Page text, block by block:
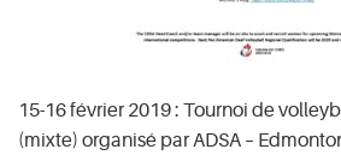
15-16 février 2019 : Tournoi de
(mixte) organisé par ADSA –